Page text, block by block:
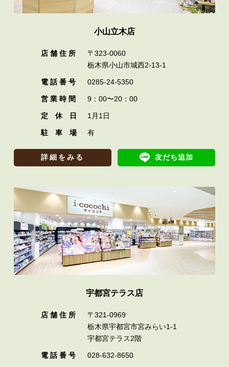
小山立木店
店 舗 住 所
〒323-0060
栃木県小山市城西2-13-1
電 話 番 号 0285-24-5350
営 業 時 間 9：00〜20：00
定 休 日 1月1日
駐 車 場 有
詳細をみる 友だち追加
宇都宮テラス店
店 舗 住 所
〒321-0969
栃木県宇都宮市宮みらい1-1
宇都宮テラス2階
電 話 番 号 028-632-8650